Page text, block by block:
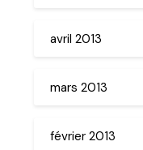
avril 2013
mars 2013
février 2013